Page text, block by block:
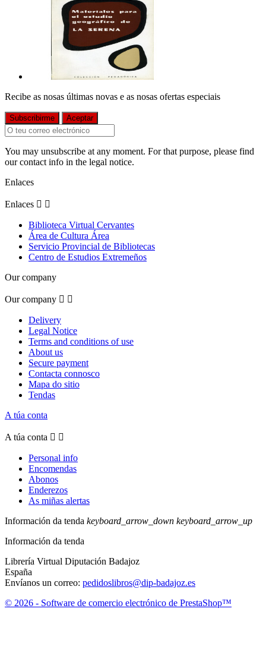
Recibe as nosas últimas novas e as nosas ofertas especiais
You may unsubscribe at any moment. For that purpose, please find
our contact info in the legal notice.
Enlaces
Enlaces  
Biblioteca Virtual Cervantes
Área de Cultura Área
Servicio Provincial de Bibliotecas
Centro de Estudios Extremeños
Our company
Our company  
Delivery
Legal Notice
Terms and conditions of use
About us
Secure payment
Contacta connosco
Mapa do sitio
Tendas
A túa conta
A túa conta  
Personal info
Encomendas
Abonos
Enderezos
As miñas alertas
Información da tenda keyboard_arrow_down keyboard_arrow_up
Información da tenda
Librería Virtual Diputación Badajoz
España
Envíanos un correo: pedidoslibros@dip-badajoz.es
© 2026 - Software de comercio electrónico de PrestaShop™